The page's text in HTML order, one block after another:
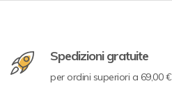
Spedizioni gratuite
per ordini superiori a 69,00 €